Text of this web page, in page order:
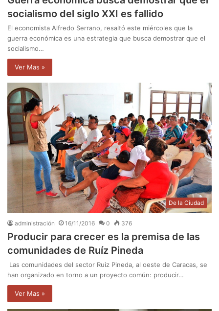
socialismo del siglo XXI es fallido
El economista Alfredo Serrano, resaltó este miércoles que la
guerra económica es una estrategia que busca demostrar que el
socialismo…
Ver Mas »
De la Ciudad
administración 16/11/2016 0 376
Producir para crecer es la premisa de las
comunidades de Ruíz Pineda
Las comunidades del sector Ruiz Pineda, al oeste de Caracas, se
han organizado en torno a un proyecto común: producir…
Ver Mas »